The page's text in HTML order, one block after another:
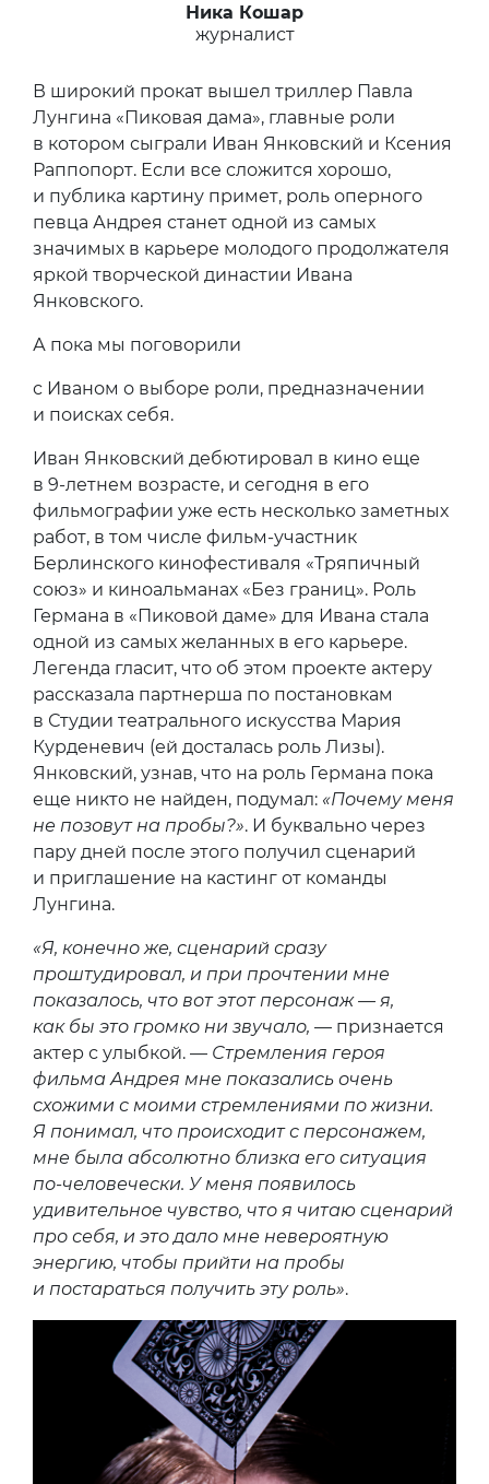
Ника Кошар
журналист
В широкий прокат вышел триллер Павла
Лунгина «Пиковая дама», главные роли
в котором сыграли Иван Янковский и Ксения
Раппопорт. Если все сложится хорошо,
и публика картину примет, роль оперного
певца Андрея станет одной из самых
значимых в карьере молодого продолжателя
яркой творческой династии Ивана
Янковского.
А пока мы поговорили
с Иваном о выборе роли, предназначении
и поисках себя.
Иван Янковский дебютировал в кино еще
в 9-летнем возрасте, и сегодня в его
фильмографии уже есть несколько заметных
работ, в том числе фильм-участник
Берлинского кинофестиваля «Тряпичный
союз» и киноальманах «Без границ». Роль
Германа в «Пиковой даме» для Ивана стала
одной из самых желанных в его карьере.
Легенда гласит, что об этом проекте актеру
рассказала партнерша по постановкам
в Студии театрального искусства Мария
Курденевич (ей досталась роль Лизы).
Янковский, узнав, что на роль Германа пока
еще никто не найден, подумал: «Почему меня
не позовут на пробы?». И буквально через
пару дней после этого получил сценарий
и приглашение на кастинг от команды
Лунгина.
«Я, конечно же, сценарий сразу
проштудировал, и при прочтении мне
показалось, что вот этот персонаж — я,
как бы это громко ни звучало, — признается
актер с улыбкой. — Стремления героя
фильма Андрея мне показались очень
схожими с моими стремлениями по жизни.
Я понимал, что происходит с персонажем,
мне была абсолютно близка его ситуация
по-человечески. У меня появилось
удивительное чувство, что я читаю сценарий
про себя, и это дало мне невероятную
энергию, чтобы прийти на пробы
и постараться получить эту роль».